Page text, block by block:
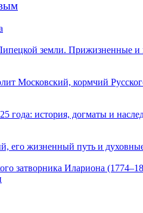
земли. Прижизненные и
Московский, кормчий
года: история, догматы и
его жизненный путь и
затворника Илариона